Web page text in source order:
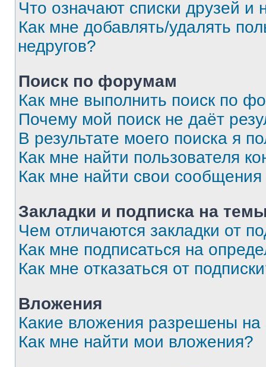
Что означают списки друзей и
Как мне добавлять/удалять
недругов?
Поиск по форумам
Как мне выполнить поиск по
Почему мой поиск не даёт
В результате моего поиска я
Как мне найти пользователя
Как мне найти свои
Закладки и подписка на
Чем отличаются закладки от
Как мне подписаться на
Как мне отказаться от
Вложения
Какие вложения разрешены
Как мне найти мои вложения?